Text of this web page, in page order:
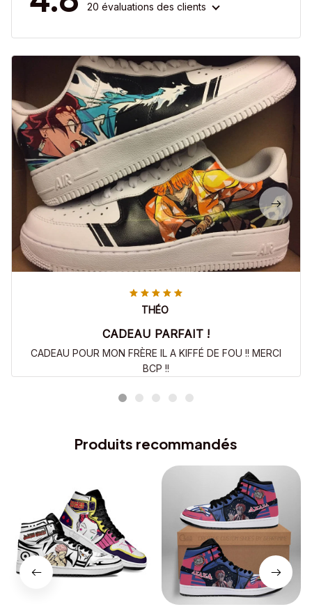
20 évaluations des clients
THÉO
CADEAU PARFAIT !
CADEAU POUR MON FRÈRE IL A KIFFÉ DE FOU !! MERCI
BCP !!
Produits recommandés